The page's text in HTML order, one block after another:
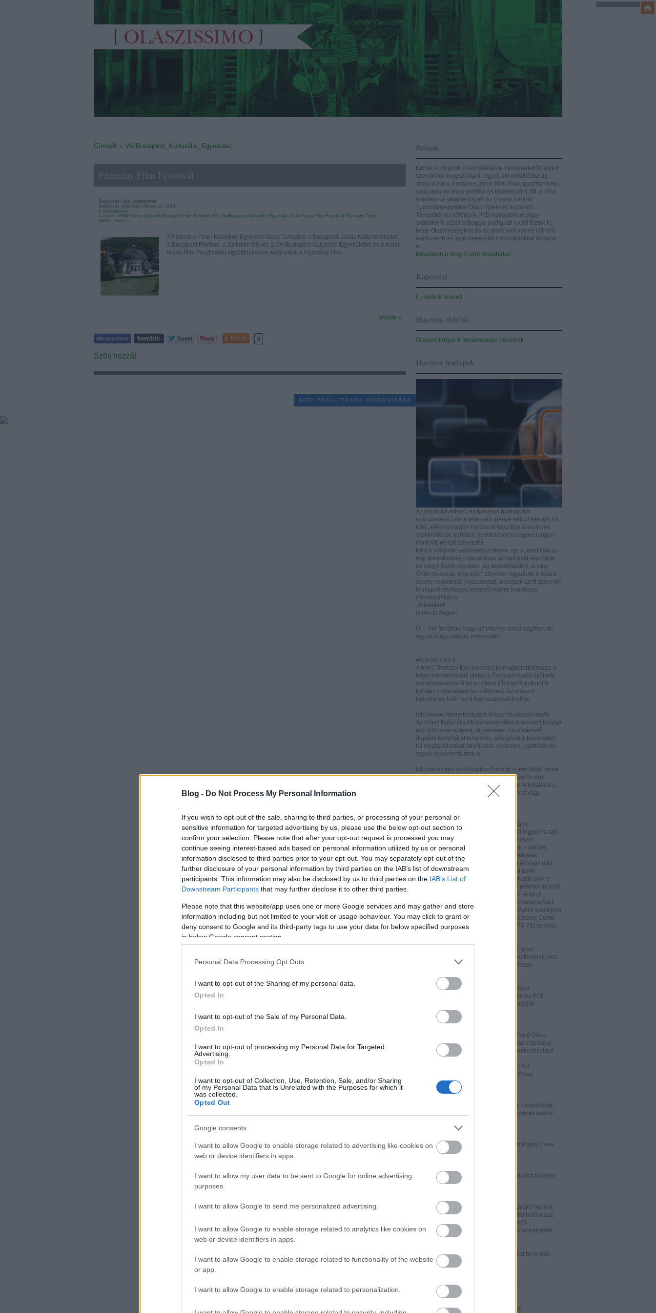
Blog - Do Not Process My Personal Information
If you wish to opt-out of the sale, sharing to third parties, or processing of your personal or
sensitive information for targeted advertising by us, please use the below opt-out section to
confirm your selection. Please note that after your opt-out request is processed you may
continue seeing interest-based ads based on personal information utilized by us or personal
information disclosed to third parties prior to your opt-out. You may separately opt-out of the
further disclosure of your personal information by third parties on the IAB’s list of downstream
participants. This information may also be disclosed by us to third parties on the IAB’s List of
Downstream Participants that may further disclose it to other third parties.
Please note that this website/app uses one or more Google services and may gather and store
information including but not limited to your visit or usage behaviour. You may click to grant or
deny consent to Google and its third-party tags to use your data for below specified purposes
in below Google consent section.
Personal Data Processing Opt Outs
I want to opt-out of the Sharing of my personal data.
Opted In
I want to opt-out of the Sale of my Personal Data.
Opted In
I want to opt-out of processing my Personal Data for Targeted
Advertising.
Opted In
I want to opt-out of Collection, Use, Retention, Sale, and/or Sharing
of my Personal Data that Is Unrelated with the Purposes for which it
was collected.
Opted Out
Google consents
I want to allow Google to enable storage related to advertising like cookies on
web or device identifiers in apps.
I want to allow my user data to be sent to Google for online advertising
purposes.
I want to allow Google to send me personalized advertising.
I want to allow Google to enable storage related to analytics like cookies on
web or device identifiers in apps.
I want to allow Google to enable storage related to functionality of the website
or app.
I want to allow Google to enable storage related to personalization.
Rólunk
Ennek a blognak a beindításával mindenekelőtt téged
szeretnénk megszólítani, téged, aki érdeklődsz az
olasz kultúra, irodalom, zene, film, divat, gasztronómia,
vagy akár az olasz politika és közélet iránt. Mi, a blog
szerkesztői valamennyien az Eötvös Loránd
Tudományegyetem Olasz Nyelv és Irodalom
Tanszékéhez kötődünk PhD-hallgatóként vagy
oktatóként, ezzel a bloggal pedig azt a célt tűztük ki,
hogy Olaszországhoz és az olasz kultúrához köthető
legfrissebb és legérdekesebb információkkal lássunk
el.
Bővebben a blogról erre olvashatsz!
Kapcsolat
Írj nekünk levelet!
Hasznos oldalak
Olaszos linkjeink folyamatosan bővülnek
Hasznos honlapok
Az alább következő és hasznos honlapokat
számbavevő lista a teljesség igénye nélkül készült. Mi
több, erősen magán hordozza készítője személyes
érdeklődését, korlátait, kedvteléseit és egyes tárgyak
iránti kitüntetett szeretetét.
Mint a világhaló valamennyi eleme, így a jelen lista is
már megalkotása pillanatában aktualitását veszítette,
és még inkább veszíteni fog aktualitásából, amikor
Önök olvassák: épp ezért szívesen fogadunk a listára
vételre vonatkozó javaslatokat, akárcsak az itt szereplő
honlapok esetleges megszűnésére vonatkozó
információkat is.
Jó kutatást!
Giulio D’Angelo
U. I.: Ne felejtsük, hogy az internet sokat segíthet, de
egy jó könyv mindig értékesebb...
www.treccani.it
A híres Treccani Enciklopédia honlapja tartalmazza a
teljes enciklopédiát, illetve a Treccani Kiadó szótárát,
szinonimaszótárát és az Olasz Életrajzi Lexikont is.
Mindez ingyenesen hozzáférhető. Az olaszul
tanulóknak talán ez a leghasznosabb oldal.
http://www.internetculturale.it/opencms/opencms/it/
Az Olasz Kulturális Minisztérium által gondozott honlap
egy több ezer kötetes, ingyenesen hozzáférhető
digitális könyvtárat tartalmaz, amelyben a könyveken
túl megtalálhatóak folyóiratok, kéziratok, partitúrák és
egyéb dokumentumok is.
http://opac.sbn.it/cgi-bin/IccuForm.pl?form=WebFrame
Az ICCU (Istituto Centrale per il Catalogo Unico)
keresőrendszere. Hasznos lehet annak felkutatására,
hogy hol lelhető fel egy-egy könyv, kézirat vagy
http://books.google.it/
A könyveknek és folyóiratoknak valóságos
kincseskamrája ez, bármelyik századról legyen is szó.
Ezen az oldalon olvashatóak és ingyenesen
letölthetőek minden nemzetiségű írónak – többek
között olaszoknak is – az amerikai egyetemek
könyvtáraiban digitalizált, első kiadású és/vagy ritka
könyvei. Egy Google vagy Gmail fiókkal bárki
létrehozhatja és megőrizheti a saját virtuális online
könyvtárát. A honlapon megtalálhatóak például az első
olasz irodalomtörténeti munkák is, mint például
Girolamo Tiraboschi (1825), Francesco Saverio Salfi
(1834), Giuseppe Maffei (1852-1853), Pietro Sanfilippo
(1859), Paolo Emiliani-Giudici (1863), Cesare Cantù
(1865) vagy Francesco De Sanctis (1870-71) munkái.
2.495 e-könyv, 6.320 zenei darab, több tucat
hangoskönyv segíthet az olasz nyelv kiejtésének jobb
elsajátításában. Valamennyi file ingyenesen
http://www.letteraturaitaliana.net/index.html
Az előzőhöz nagyon hasonló oldal, számos PDF
formátumú olasz irodalmi művel és szerzőjük
életrajzával gazdagítva.
Antonio Piromalli ingyenesen hozzáférhető Olasz
irodalomtörténet-e (Storia della Letteratura Italiana),
digitális keresőprogrammal és hiperhivatkozásokkal.
http://www3.unibo.it/boll900/numeri/2012-i/
«Bollettino '900». A Bolognai Egyetem Olasz
Tanszékének online folyóirata.
Régi és kortárs olasz irodalmi műveket, biográfiákat,
szerzőket és recenziókat bemutató, ingyenes online
Gradiva - International Journal of Italian Poetry (New
York - Roma)
Az iskolai irodalomoktatásra specializálódott kísérleti
folyóirat.
A világ italianisztikai folyóiratait egybegyűjtő honlap.
Számos információt kínál a világban fellelhető olasz
tanszékek folyóiratairól, kiadott könyveiről,
publikációiról, ösztöndíjairól és mindennapi életéről.
Régi és ritka történelmi dokumentumokat bemutató,
érdekes és könnyen átlátható honlap.
Irodalmi és egyéb témákat kínáló oldal.
A rangos olasz folyóirat online változata.
Címkék » ViviBudapest_Kulturális_Egyesület
Pázmány Film Fesztivál
Bejegyzés írója: olaszissimo
Bejegyzés időpontja: február 18, 2014
0 hozzászólás
Címkék: PPKE Olasz Tanszék Budapest Film Szitafilm Kft. ViviBudapest Kulturális Egyesület Kalat Nissa Film Fesztivál
Pázmány Péter
Filmfesztivál
A Pázmány Péter Katolikus Egyetem Olasz Tanszéke a Budapesti Olasz Kultúrintézettel,
a Budapest Filmmel, a Szitafilm Kft-vel, a ViviBudapest Kulturális Egyesülettel és a Kalat
Nissa Film Fesztivállal együttműködve meghirdeti a Pázmány Film…
tovább »
Tetszik 0
Szólj hozzá!
SÜTI BEÁLLÍTÁSOK MÓDOSÍTÁSA